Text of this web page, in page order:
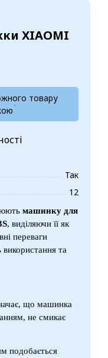
XIAOMI
товару
Так
12
машинку для
, виділяючи її як
переваги
використання та
що машинка
не смикає
подобається